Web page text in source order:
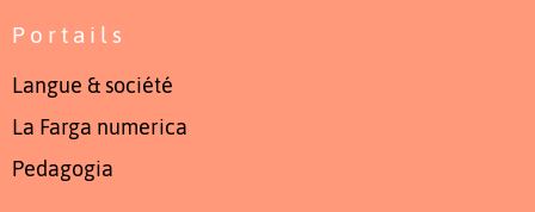
Portails
Langue & société
La Farga numerica
Pedagogia